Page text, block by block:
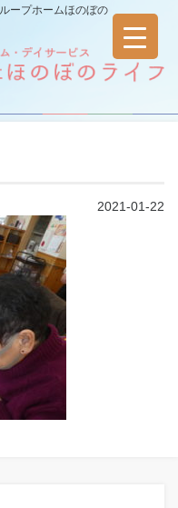
ープホームほのぼの
2021-01-22